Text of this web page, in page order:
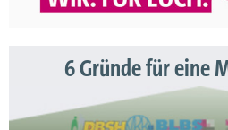
6 Gründe für eine